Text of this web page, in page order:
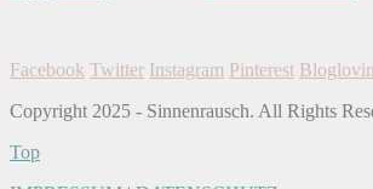
Facebook Twitter Instagram Pinterest Bloglovin
Copyright 2025 - Sinnenrausch. All Rights
Top